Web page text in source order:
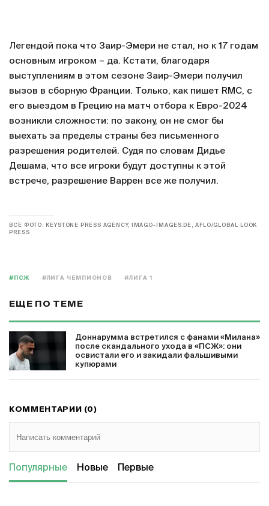
Легендой пока что Заир-Эмери не стал, но к 17 годам
основным игроком – да. Кстати, благодаря
выступлениям в этом сезоне Заир-Эмери получил
вызов в сборную Франции. Только, как пишет RMC, с
его выездом в Грецию на матч отбора к Евро-2024
возникли сложности: по закону, он не смог бы
выехать за пределы страны без письменного
разрешения родителей. Судя по словам Дидье
Дешама, что все игроки будут доступны к этой
встрече, разрешение Варрен все же получил.
ВСЕ ФОТО: KEYSTONE PRESS AGENCY, IMAGO-IMAGES.DE, AFLO/GLOBAL LOOK
PRESS
#ПСЖ #ЛИГА ЧЕМПИОНОВ #ЛИГА 1
ЕЩЕ ПО ТЕМЕ
Доннарумма встретился с фанами «Милана»
после скандального ухода в «ПСЖ»: они
освистали его и закидали фальшивыми
купюрами
КОММЕНТАРИИ (0)
Популярные Новые Первые